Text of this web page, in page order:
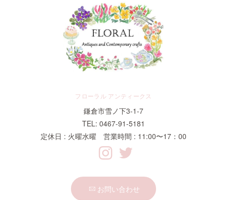
フローラル アンティークス
鎌倉市雪ノ下3-1-7
TEL: 0467-91-5181
定休日 : 火曜水曜 営業時間 : 11:00〜17：00
お問い合わせ